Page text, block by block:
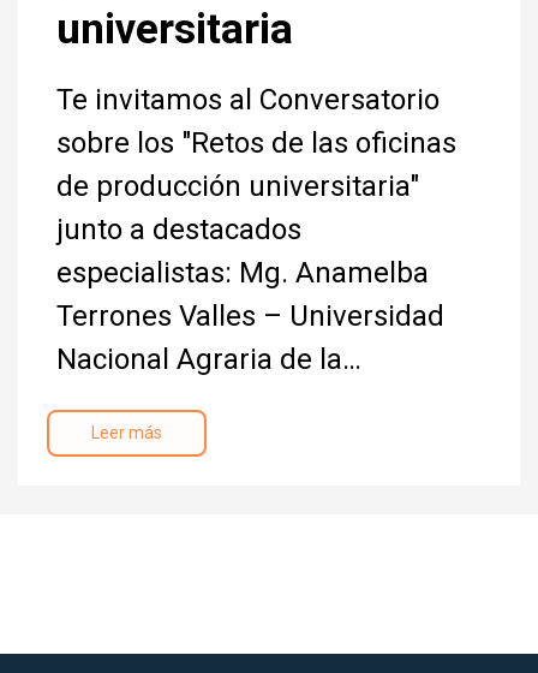
universitaria
Te invitamos al Conversatorio
sobre los "Retos de las oficinas
de producción universitaria"
junto a destacados
especialistas: Mg. Anamelba
Terrones Valles – Universidad
Nacional Agraria de la…
Leer más